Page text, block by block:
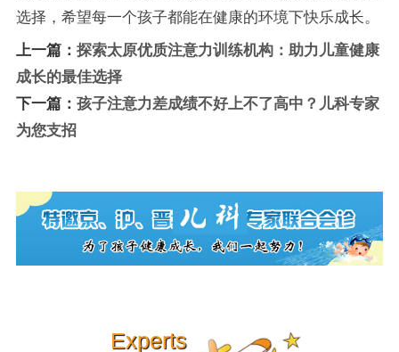
选择，希望每一个孩子都能在健康的环境下快乐成长。
上一篇： 探索太原优质注意力训练机构：助力儿童健康
成长的最佳选择
下一篇： 孩子注意力差成绩不好上不了高中？儿科专家
为您支招
Experts